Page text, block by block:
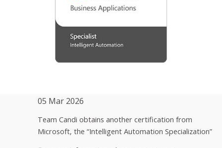
05 Mar 2026
Team Candi obtains another certification from
Microsoft, the “Intelligent Automation Specialization”